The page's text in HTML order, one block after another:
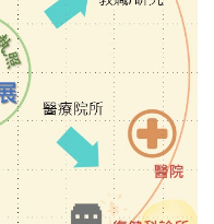
Open
Open